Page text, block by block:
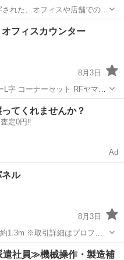
れた、オフィスや店舗でのス
イトボードです。 横180cm 縦
用家具
フィスカウンター
8月3日
ナーセット RFヤマナ
用家具
ってくれませんか？
定0円‼️
Ad
ル
8月3日
プロフィ
看板
社員≫機械操作・製造補